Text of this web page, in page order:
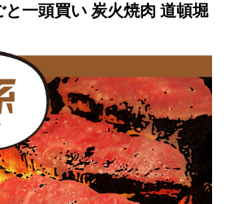
一頭買い 炭火焼肉 道頓堀